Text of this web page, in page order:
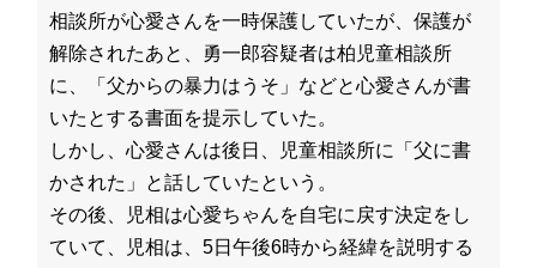
相談所が心愛さんを一時保護していたが、保護が
解除されたあと、勇一郎容疑者は柏児童相談所
に、「父からの暴力はうそ」などと心愛さんが書
いたとする書面を提示していた。
しかし、心愛さんは後日、児童相談所に「父に書
かされた」と話していたという。
その後、児相は心愛ちゃんを自宅に戻す決定をし
ていて、児相は、5日午後6時から経緯を説明する